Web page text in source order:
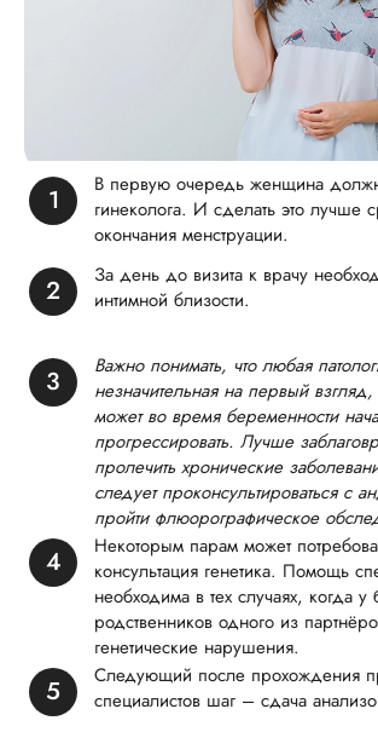
В первую очередь женщина
гинеколога. И сделать это лучше
окончания менструации.
За день до визита к врачу
интимной близости.
Важно понимать, что любая
незначительная на первый
может во время беременности
прогрессировать. Лучше
пролечить хронические
следует проконсультироваться с
пройти флюорографическое
Некоторым парам может
консультация генетика. Помощь
необходима в тех случаях, когда
родственников одного из
генетические нарушения.
Следующий после прохождения
специалистов шаг – сдача